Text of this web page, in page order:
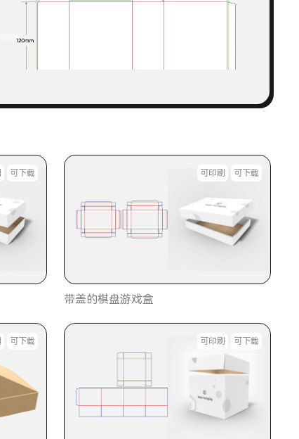
可下载 可印刷 可下载
带盖的棋盘游戏盒
可下载 可印刷 可下载